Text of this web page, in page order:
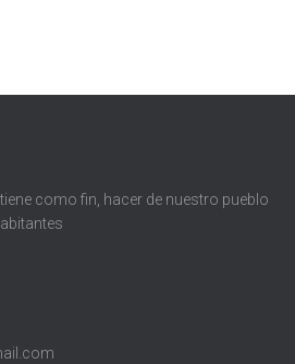
como fin, hacer de nuestro pueblo